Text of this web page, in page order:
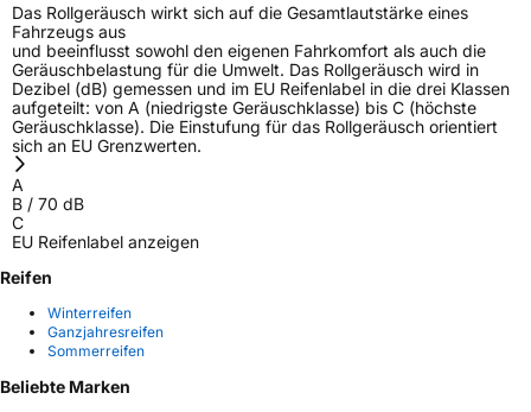
Das Rollgeräusch wirkt sich auf die Gesamtlautstärke eines
Fahrzeugs aus
und beeinflusst sowohl den eigenen Fahrkomfort als auch die
Geräuschbelastung für die Umwelt. Das Rollgeräusch wird in
Dezibel (dB) gemessen und im EU Reifenlabel in die drei Klassen
aufgeteilt: von A (niedrigste Geräuschklasse) bis C (höchste
Geräuschklasse). Die Einstufung für das Rollgeräusch orientiert
sich an EU Grenzwerten.
A
B / 70 dB
C
EU Reifenlabel anzeigen
Reifen
Winterreifen
Ganzjahresreifen
Sommerreifen
Beliebte Marken